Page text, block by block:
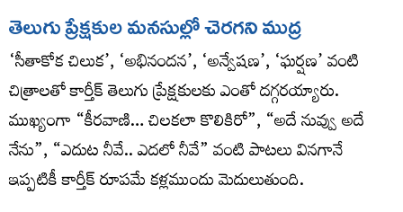
తెలుగు ప్రేక్షకుల మనసుల్లో చెరగని ముద్ర
‘సీతాకోక చిలుక’, ‘అభినందన’, ‘అన్వేషణ’, ‘ఘర్షణ’ వంటి
చిత్రాలతో కార్తీక్ తెలుగు ప్రేక్షకులకు ఎంతో దగ్గరయ్యారు.
ముఖ్యంగా “కీరవాణి… చిలకలా కొలికిరో”, “అదే నువ్వు అదే
నేను”, “ఎదుట నీవే.. ఎదలో నీవే” వంటి పాటలు వినగానే
ఇప్పటికీ కార్తీక్ రూపమే కళ్లముందు మెదులుతుంది.